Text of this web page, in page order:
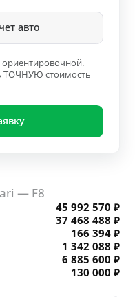
авто
ТОЧНУЮ стоимость
— F8
45 992 570 ₽
37 468 488 ₽
166 394 ₽
1 342 088 ₽
6 885 600 ₽
130 000 ₽